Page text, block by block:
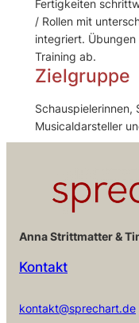
Fertigkeiten
/ Rollen mit
integriert.
Training ab.
Zielgruppe
Schauspielerinnen,
Musicaldarsteller
Anna Strittmatter &
Kontakt
kontakt@sprechart.de